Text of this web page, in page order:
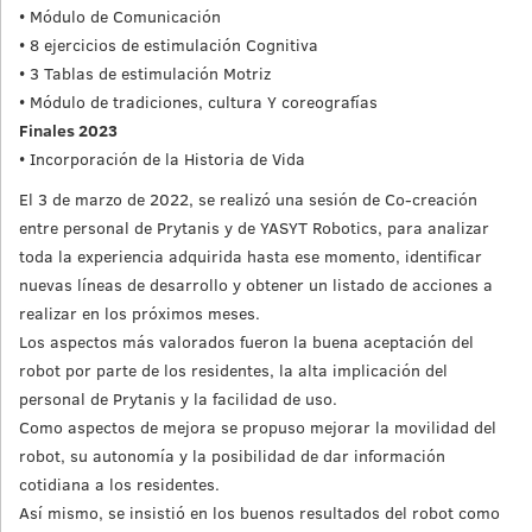
• Módulo de Comunicación
• 8 ejercicios de estimulación Cognitiva
• 3 Tablas de estimulación Motriz
• Módulo de tradiciones, cultura Y coreografías
Finales 2023
• Incorporación de la Historia de Vida
El 3 de marzo de 2022, se realizó una sesión de Co-creación
entre personal de Prytanis y de YASYT Robotics, para analizar
toda la experiencia adquirida hasta ese momento, identificar
nuevas líneas de desarrollo y obtener un listado de acciones a
realizar en los próximos meses.
Los aspectos más valorados fueron la buena aceptación del
robot por parte de los residentes, la alta implicación del
personal de Prytanis y la facilidad de uso.
Como aspectos de mejora se propuso mejorar la movilidad del
robot, su autonomía y la posibilidad de dar información
cotidiana a los residentes.
Así mismo, se insistió en los buenos resultados del robot como